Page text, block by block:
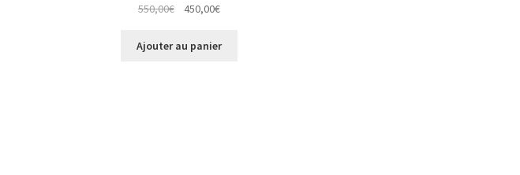
550,00€
Le
initial
450,00€Le
actuel
Ajouter au panier